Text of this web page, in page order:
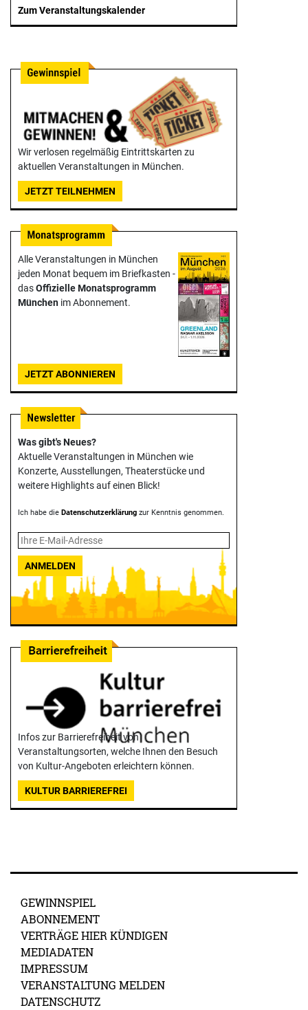
Zum Veranstaltungskalender
Wir verlosen regelmäßig Eintrittskarten zu
aktuellen Veranstaltungen in München.
JETZT TEILNEHMEN
Alle Veranstaltungen in München
jeden Monat bequem im Briefkasten -
dasOffizielle Monats­programm
München im Abonnement.
JETZT ABONNIEREN
Was gibt's Neues?
Aktuelle Veranstaltungen in München wie
Konzerte, Ausstellungen, Theater­stücke und
weitere Highlights auf einen Blick!
Ich habe die Datenschutzerklärung zur Kenntnis genommen.
ANMELDEN
Infos zur Barrierefreiheit von
Veranstaltungsorten, welche Ihnen den Besuch
von Kultur-Angeboten erleichtern können.
KULTUR BARRIEREFREI
GEWINNSPIEL
ABONNEMENT
VERTRÄGE HIER KÜNDIGEN
MEDIADATEN
IMPRESSUM
VERANSTALTUNG MELDEN
DATENSCHUTZ